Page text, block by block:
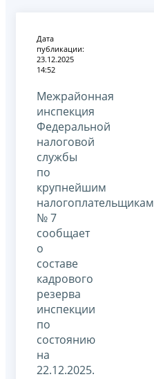
Дата
публикации:
23.12.2025
14:52
Межрайонная
инспекция
Федеральной
налоговой
службы
по
крупнейшим
налогоплательщикам
№ 7
сообщает
о
составе
кадрового
резерва
инспекции
по
состоянию
на
22.12.2025.